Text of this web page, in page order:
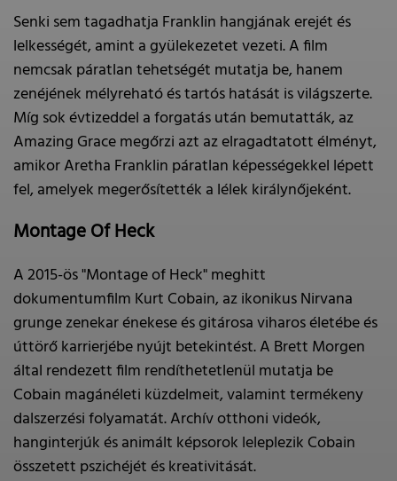
Senki sem tagadhatja Franklin hangjának erejét és
lelkességét, amint a gyülekezetet vezeti. A film
nemcsak páratlan tehetségét mutatja be, hanem
zenéjének mélyreható és tartós hatását is világszerte.
Míg sok évtizeddel a forgatás után bemutatták, az
Amazing Grace megőrzi azt az elragadtatott élményt,
amikor Aretha Franklin páratlan képességekkel lépett
fel, amelyek megerősítették a lélek királynőjeként.
Montage Of Heck
A 2015-ös "Montage of Heck" meghitt
dokumentumfilm Kurt Cobain, az ikonikus Nirvana
grunge zenekar énekese és gitárosa viharos életébe és
úttörő karrierjébe nyújt betekintést. A Brett Morgen
által rendezett film rendíthetetlenül mutatja be
Cobain magánéleti küzdelmeit, valamint termékeny
dalszerzési folyamatát. Archív otthoni videók,
hanginterjúk és animált képsorok leleplezik Cobain
összetett pszichéjét és kreativitását.